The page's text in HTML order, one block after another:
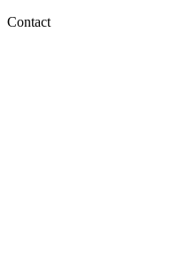
Contact